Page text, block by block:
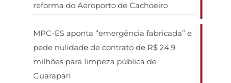
reforma do Aeroporto de Cachoeiro
MPC-ES aponta “emergência fabricada” e
pede nulidade de contrato de R$ 24,9
milhões para limpeza pública de
Guarapari